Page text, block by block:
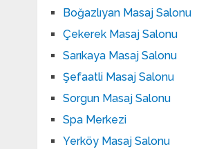
Boğazlıyan Masaj Salonu
Çekerek Masaj Salonu
Sarıkaya Masaj Salonu
Şefaatli Masaj Salonu
Sorgun Masaj Salonu
Spa Merkezi
Yerköy Masaj Salonu